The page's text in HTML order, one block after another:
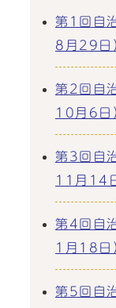
第1回自
8月29日
第2回自
10月6日
第3回自
11月14
第4回自
1月18日
第5回自